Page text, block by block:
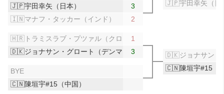
🇯🇵宇田幸矢（日本）
3
🇮🇳マナフ・タッカー（インド）
2
🇭🇷トラミスラブ・プツァル（クロアチア）
1
🇩🇰ジョナサン・グロート（デンマーク）
3
BYE
🇨🇳陳垣宇#15（中国）
🇯🇵宇田幸矢（日
🇩🇰ジョナサン・
🇨🇳陳垣宇#15（